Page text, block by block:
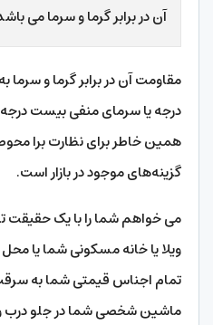
آن در برابر گرما و سرما می
درجه یا سرمای منفی بیست درجه
همین خاطر برای نظارت برا
گزینه‌های موجود در بازار است.
می خواهم شما را با یک حقیقت
ویلا یا خانه مسکونی شما یا
تمام اجناس قیمتی شما به
ماشین شخصی شما در جلو درب